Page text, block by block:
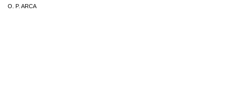
O. P. ARCA